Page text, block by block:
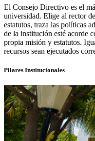
El Consejo Directivo es el
universidad. Elige al rector
estatutos, traza las políticas
de la institución esté acorde
propia misión y estatutos.
recursos sean ejecutados
Pilares Institucionales